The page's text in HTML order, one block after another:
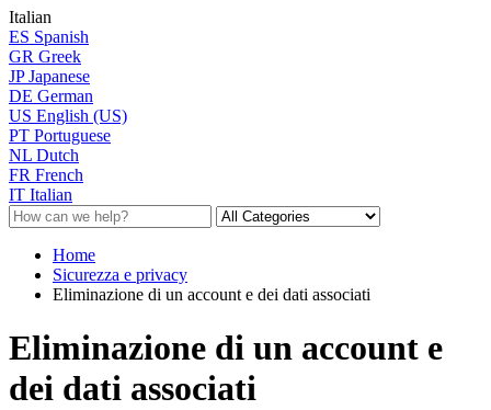
Italian
ES Spanish
GR Greek
JP Japanese
DE German
US English (US)
PT Portuguese
NL Dutch
FR French
IT Italian
Home
Sicurezza e privacy
Eliminazione di un account e dei dati associati
Eliminazione di un account e
dei dati associati